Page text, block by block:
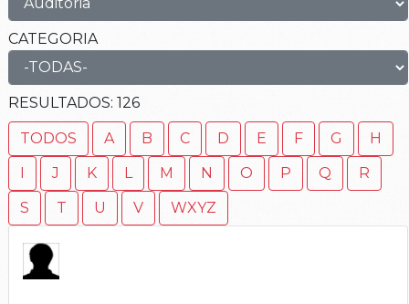
CATEGORIA
RESULTADOS: 126
TODOS A B C D E F G
H
I
J K L M N O P Q
R
S
T U V WXYZ